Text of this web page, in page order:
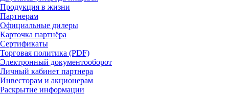
Продукция в жизни
Партнерам
Официальные дилеры
Карточка партнёра
Сертификаты
Торговая политика (PDF)
Электронный документооборот
Личный кабинет партнера
Инвесторам и акционерам
Раскрытие информации